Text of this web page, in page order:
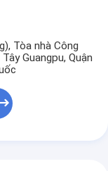
Tòa nhà Công
Guangpu, Quận